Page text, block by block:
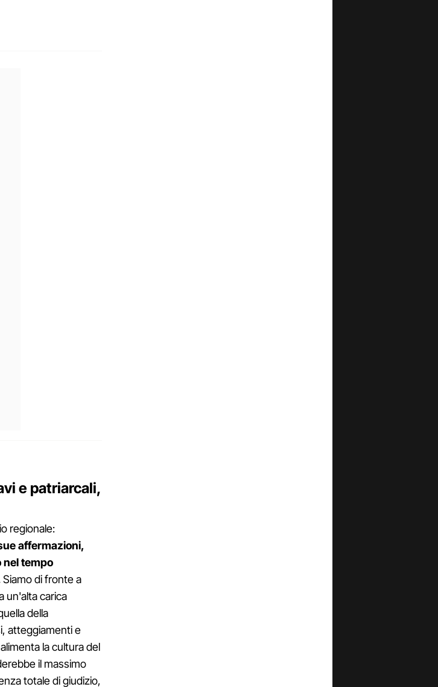
e patriarcali,
regionale:
affermazioni,
nel tempo
Siamo di fronte a
un'alta carica
della
atteggiamenti e
la cultura del
il massimo
totale di giudizio,